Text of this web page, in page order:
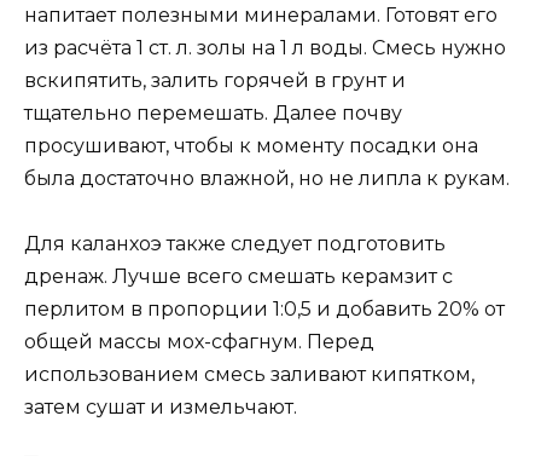
напитает полезными минералами. Готовят его
из расчёта 1 ст. л. золы на 1 л воды. Смесь нужно
вскипятить, залить горячей в грунт и
тщательно перемешать. Далее почву
просушивают, чтобы к моменту посадки она
была достаточно влажной, но не липла к рукам.
Для каланхоэ также следует подготовить
дренаж. Лучше всего смешать керамзит с
перлитом в пропорции 1:0,5 и добавить 20% от
общей массы мох-сфагнум. Перед
использованием смесь заливают кипятком,
затем сушат и измельчают.